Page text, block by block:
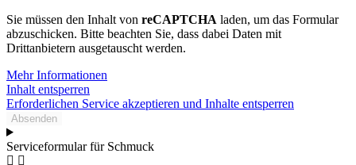
Sie müssen den Inhalt von reCAPTCHA laden, um das Formular
abzuschicken. Bitte beachten Sie, dass dabei Daten mit
Drittanbietern ausgetauscht werden.
Mehr Informationen
Inhalt entsperren
Erforderlichen Service akzeptieren und Inhalte entsperren
Absenden
Serviceformular für Schmuck